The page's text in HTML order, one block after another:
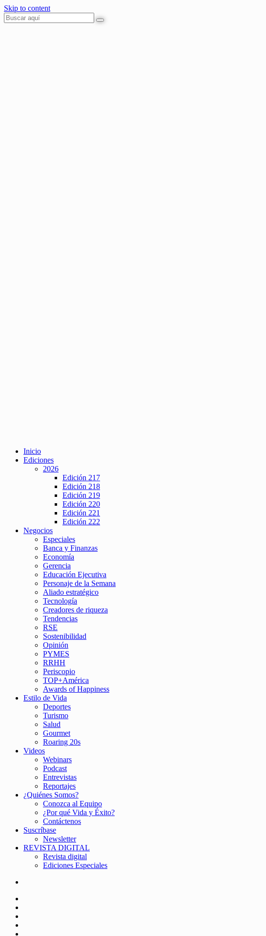
Skip to content
Inicio
Ediciones
2026
Edición 217
Edición 218
Edición 219
Edición 220
Edición 221
Edición 222
Negocios
Especiales
Banca y Finanzas
Economía
Gerencia
Educación Ejecutiva
Personaje de la Semana
Aliado estratégico
Tecnología
Creadores de riqueza
Tendencias
RSE
Sostenibilidad
Opinión
PYMES
RRHH
Periscopio
TOP+América
Awards of Happiness
Estilo de Vida
Deportes
Turismo
Salud
Gourmet
Roaring 20s
Videos
Webinars
Podcast
Entrevistas
Reportajes
¿Quiénes Somos?
Conozca al Equipo
¿Por qué Vida y Éxito?
Contáctenos
Suscríbase
Newsletter
REVISTA DIGITAL
Revista digital
Ediciones Especiales